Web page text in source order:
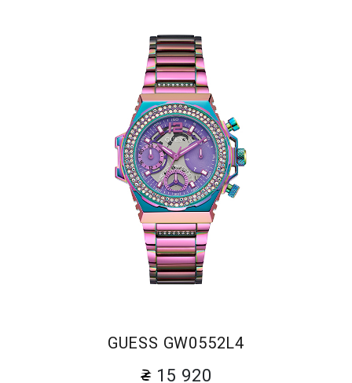
GUESS GW0552L4
15 920